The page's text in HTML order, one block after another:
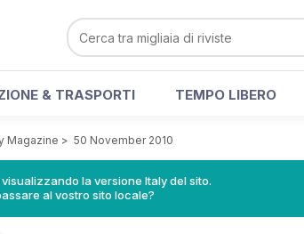
& TRASPORTI TEMPO LIBERO
Magazine > 50 November 2010
la versione Italy del sito.
al vostro sito locale?